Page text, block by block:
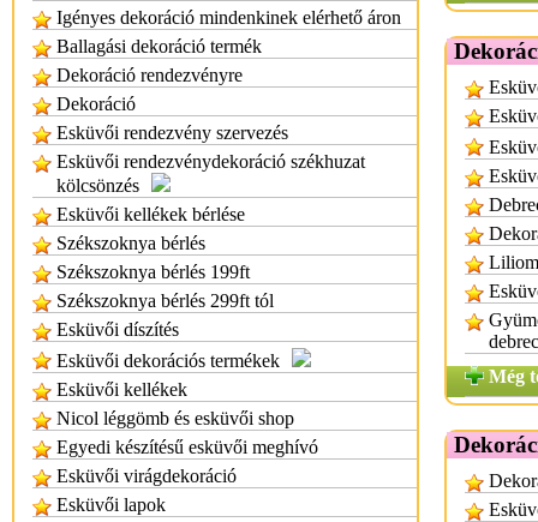
Igényes dekoráció mindenkinek elérhető áron
Ballagási dekoráció termék
Dekoráció rendezvényre
Dekoráció
Esküvői rendezvény szervezés
Esküvői rendezvénydekoráció székhuzat
kölcsönzés
Esküvői kellékek bérlése
Székszoknya bérlés
Székszoknya bérlés 199ft
Székszoknya bérlés 299ft tól
Esküvői díszítés
Esküvői dekorációs termékek
Esküvői kellékek
Nicol léggömb és esküvői shop
Egyedi készítésű esküvői meghívó
Esküvői virágdekoráció
Esküvői lapok
Még